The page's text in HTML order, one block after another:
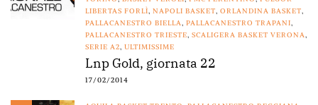
LIBERTAS FORLÌ, NAPOLI BASKET, ORLANDINA BASKET,
PALLACANESTRO BIELLA, PALLACANESTRO TRAPANI,
PALLACANESTRO TRIESTE, SCALIGERA BASKET VERONA,
SERIE A2, ULTIMISSIME
Lnp Gold, giornata 22
17/02/2014